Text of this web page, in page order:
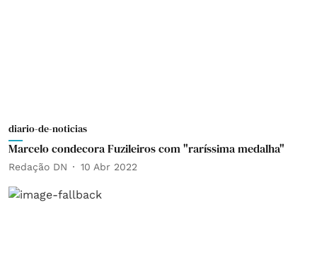
diario-de-noticias
Marcelo condecora Fuzileiros com "raríssima medalha"
Redação DN 10 Abr 2022